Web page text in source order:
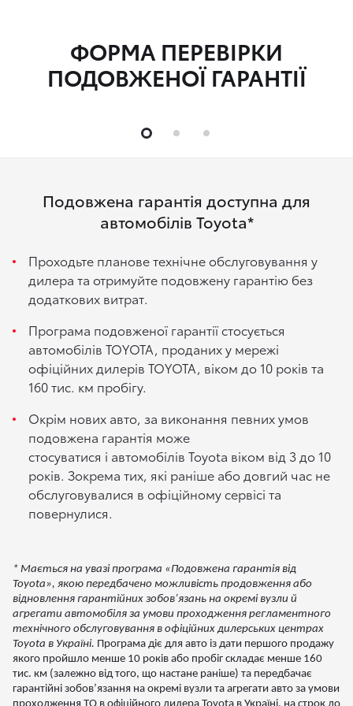
ФОРМА ПЕРЕВІРКИ
ПОДОВЖЕНОЇ ГАРАНТІЇ
Подовжена гарантія доступна для
автомобілів Toyota*
Проходьте планове технічне обслуговування у
дилера та отримуйте подовжену гарантію без
додаткових витрат.
Програма подовженої гарантії стосується
автомобілів TOYOTA, проданих у мережі
офіційних дилерів TOYOTA, віком до 10 років та
160 тис. км пробігу.
Окрім нових авто, за виконання певних умов
подовжена гарантія може
стосуватися і автомобілів Toyota віком від 3 до 10
років. Зокрема тих, які раніше або довгий час не
обслуговувалися в офіційному сервісі та
повернулися.
* Мається на увазі програма «Подовжена гарантія від
Toyota», якою передбачено можливість продовження або
відновлення гарантійних зобов’язань на окремі вузли й
агрегати автомобіля за умови проходження регламентного
технічного обслуговування в офіційних дилерських центрах
Toyota в Україні. Програма діє для авто із дати першого продажу
якого пройшло менше 10 років або пробіг складає менше 160
тис. км (залежно від того, що настане раніше) та передбачає
гарантійні зобов’язання на окремі вузли та агрегати авто за умови